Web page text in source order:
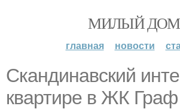
МИЛЫЙ ДОМ
главная новости
Скандинавский
квартире в ЖК